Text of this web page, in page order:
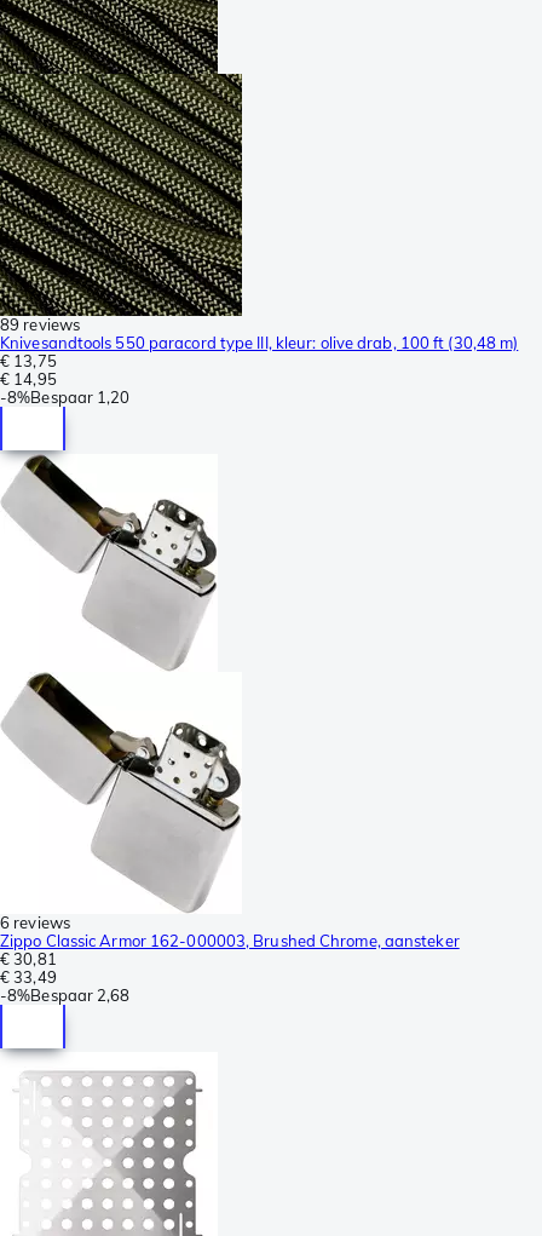
89 reviews
Knivesandtools 550 paracord type III, kleur: olive drab, 100 ft (30,48 m)
€ 13,75
€ 14,95
-8%Bespaar 1,20
6 reviews
Zippo Classic Armor 162-000003, Brushed Chrome, aansteker
€ 30,81
€ 33,49
-8%Bespaar 2,68